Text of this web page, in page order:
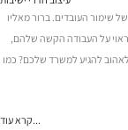
שימור העובדים. ברור מאליו
על העבודה הקשה שלהם,
להגיע למשרד שלכם? כמו
קרא עוד...